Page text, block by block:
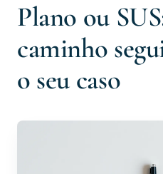
Plano ou
caminho
o seu caso